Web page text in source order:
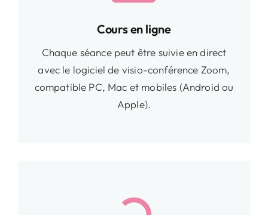
Cours en ligne
Chaque séance peut être suivie en direct
avec le logiciel de visio-conférence Zoom,
compatible PC, Mac et mobiles (Android ou
Apple).